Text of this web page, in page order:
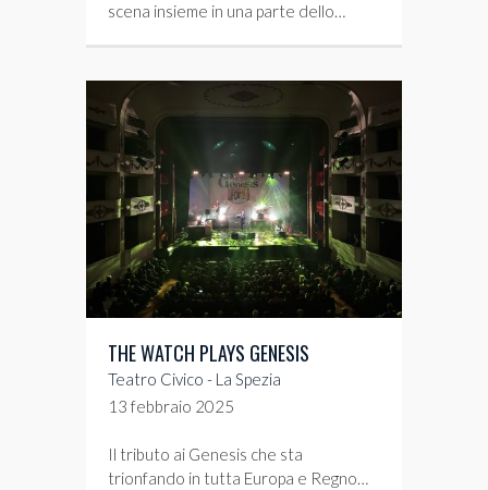
scena insieme in una parte dello…
THE WATCH PLAYS GENESIS
Teatro Civico - La Spezia
13 febbraio 2025
Il tributo ai Genesis che sta
trionfando in tutta Europa e Regno…